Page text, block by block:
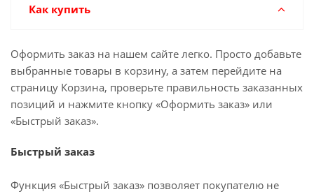
Как купить
Оформить заказ на нашем сайте легко. Просто добавьте
выбранные товары в корзину, а затем перейдите на
страницу Корзина, проверьте правильность заказанных
позиций и нажмите кнопку «Оформить заказ» или
«Быстрый заказ».
Быстрый заказ
Функция «Быстрый заказ» позволяет покупателю не